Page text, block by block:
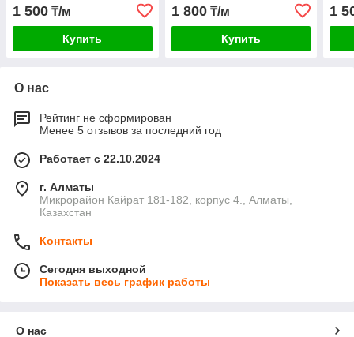
1 500 ₸/м
Купить
1 800₸/м
Купить
1
О нас
Рейтинг не сформирован
Менее 5 отзывов за последний год
Работает с 22.10.2024
г. Алматы
Микрорайон Кайрат 181-182, корпус 4., Алматы,
Казахстан
Контакты
Сегодня выходной
Показать весь график работы
О нас